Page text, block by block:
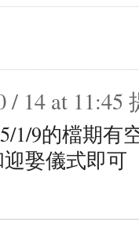
/ 14 at 11:45
1/9的檔期有
娶儀式即可